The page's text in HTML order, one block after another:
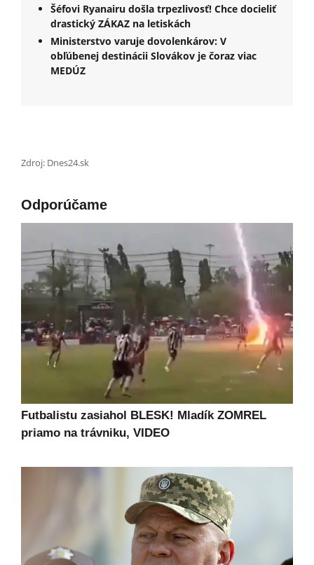
Šéfovi Ryanairu došla trpezlivosť! Chce docieliť
drastický ZÁKAZ na letiskách
Ministerstvo varuje dovolenkárov: V
obľúbenej destinácii Slovákov je čoraz viac
MEDÚZ
Zdroj: Dnes24.sk
Odporúčame
Futbalistu zasiahol BLESK! Mladík ZOMREL
priamo na trávniku, VIDEO